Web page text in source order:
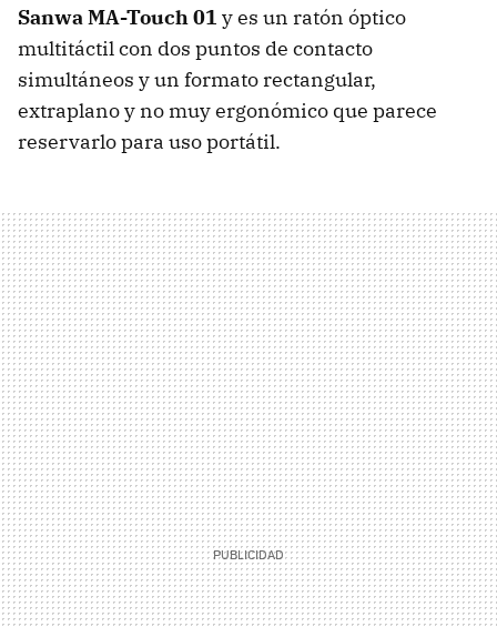
Sanwa MA-Touch 01 y es un ratón óptico
multitáctil con dos puntos de contacto
simultáneos y un formato rectangular,
extraplano y no muy ergonómico que parece
reservarlo para uso portátil.